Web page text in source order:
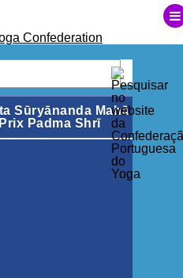
Sūryānanda Mahā
Padma Shrī